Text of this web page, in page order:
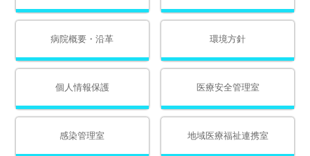
病院概要・沿革 環境方針
個人情報保護 医療安全管理室
感染管理室 地域医療福祉連携室